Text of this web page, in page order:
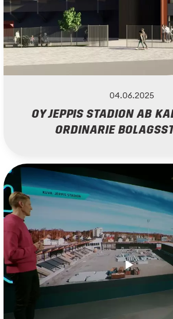
04.06.2025
OY JEPPIS STADION AB
ORDINARIE